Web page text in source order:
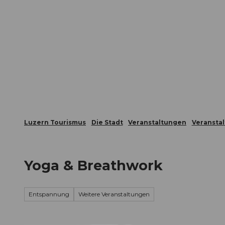
Luzern Tourismus Die Stadt Veranstaltungen
Yoga & Breathwork
Entspannung Weitere Veranstaltungen